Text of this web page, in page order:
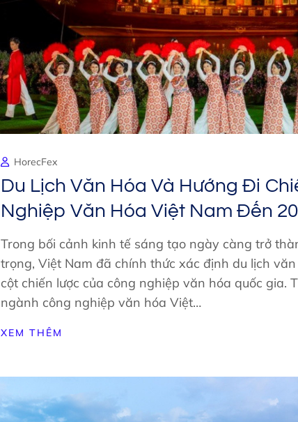
HorecFex
Du Lịch Văn Hóa Và Hướng Đi
Nghiệp Văn Hóa Việt Nam Đến
Trong bối cảnh kinh tế sáng tạo ngày càng trở
trọng, Việt Nam đã chính thức xác định du lịch
cột chiến lược của công nghiệp văn hóa quốc gia.
ngành công nghiệp văn hóa Việt…
XEM THÊM